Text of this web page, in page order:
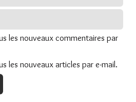
les nouveaux commentaires par
les nouveaux articles par e-mail.